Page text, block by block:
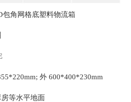
包角网格底塑料物流箱
外 600*400*230mm
房等水平地面